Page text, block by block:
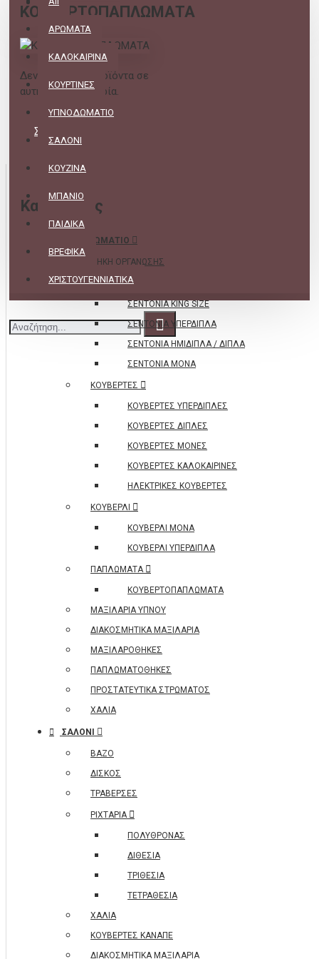
ΑΡΩΜΑΤΑ
ΚΑΛΟΚΑΙΡΙΝΑ
ΚΟΥΡΤΙΝΕΣ
ΥΠΝΟΔΩΜΑΤΙΟ
ΣΑΛΟΝΙ
ΚΟΥΖΙΝΑ
ΜΠΑΝΙΟ
ΠΑΙΔΙΚΑ
ΒΡΕΦΙΚΑ
ΧΡΙΣΤΟΥΓΕΝΝΙΑΤΙΚΑ
ΚΟΥΒΕΡΤΟΠΑΠΛΩΜΑΤΑ
Δεν υπάρχουν προϊόντα σε
αυτήν την κατηγορία.
ΣΥΝΈΧΕΙΑ
Κατηγορίες
ΥΠΝΟΔΩΜΑΤΙΟ
ΘΗΚΗ ΟΡΓΑΝΩΣΗΣ
ΣΕΝΤΟΝΙΑ
ΣΕΝΤΟΝΙΑ KING SIZE
ΣΕΝΤΟΝΙΑ ΥΠΕΡΔΙΠΛΑ
ΣΕΝΤΟΝΙΑ ΗΜΙΔΙΠΛΑ / ΔΙΠΛΑ
ΣΕΝΤΟΝΙΑ ΜΟΝΑ
ΚΟΥΒΕΡΤΕΣ
ΚΟΥΒΕΡΤΕΣ ΥΠΕΡΔΙΠΛΕΣ
ΚΟΥΒΕΡΤΕΣ ΔΙΠΛΕΣ
ΚΟΥΒΕΡΤΕΣ ΜΟΝΕΣ
ΚΟΥΒΕΡΤΕΣ ΚΑΛΟΚΑΙΡΙΝΕΣ
ΗΛΕΚΤΡΙΚΕΣ ΚΟΥΒΕΡΤΕΣ
ΚΟΥΒΕΡΛΙ
ΚΟΥΒΕΡΛΙ ΜΟΝΑ
ΚΟΥΒΕΡΛΙ ΥΠΕΡΔΙΠΛΑ
ΠΑΠΛΩΜΑΤΑ
ΚΟΥΒΕΡΤΟΠΑΠΛΩΜΑΤΑ
ΜΑΞΙΛΑΡΙΑ ΥΠΝΟΥ
ΔΙΑΚΟΣΜΗΤΙΚΑ ΜΑΞΙΛΑΡΙΑ
ΜΑΞΙΛΑΡΟΘΗΚΕΣ
ΠΑΠΛΩΜΑΤΟΘΗΚΕΣ
ΠΡΟΣΤΑΤΕΥΤΙΚΑ ΣΤΡΩΜΑΤΟΣ
ΧΑΛΙΑ
ΣΑΛΟΝΙ
ΒΑΖΟ
ΔΙΣΚΟΣ
ΤΡΑΒΕΡΣΕΣ
ΡΙΧΤΑΡΙΑ
ΠΟΛΥΘΡΟΝΑΣ
ΔΙΘΕΣΙΑ
ΤΡΙΘΕΣΙΑ
ΤΕΤΡΑΘΕΣΙΑ
ΧΑΛΙΑ
ΚΟΥΒΕΡΤΕΣ ΚΑΝΑΠΕ
ΔΙΑΚΟΣΜΗΤΙΚΑ ΜΑΞΙΛΑΡΙΑ